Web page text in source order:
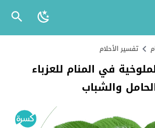
تفسير الأحلام
في المنام للعزباء
والشباب